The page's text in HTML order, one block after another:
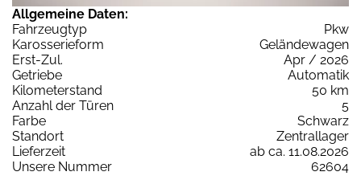
Allgemeine Daten:
Fahrzeugtyp
Pkw
Karosserieform
Geländewagen
Erst-Zul.
Apr / 2026
Getriebe
Automatik
Kilometerstand
50 km
Anzahl der Türen
5
Farbe
Schwarz
Standort
Zentrallager
Lieferzeit
ab ca. 11.08.2026
Unsere Nummer
62604